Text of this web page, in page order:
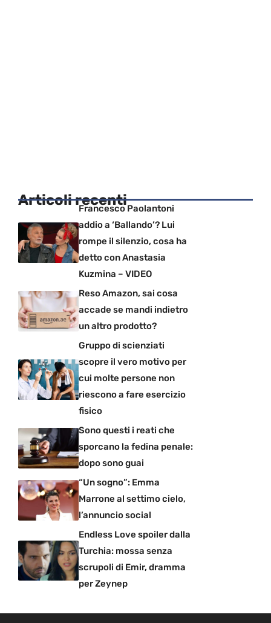
Articoli recentiFrancesco Paolantoni
addio a ‘Ballando’? Lui
rompe il silenzio, cosa ha
detto con Anastasia
Kuzmina – VIDEO
Reso Amazon, sai cosa
accade se mandi indietro
un altro prodotto?
Gruppo di scienziati
scopre il vero motivo per
cui molte persone non
riescono a fare esercizio
fisico
Sono questi i reati che
sporcano la fedina penale:
dopo sono guai
“Un sogno”: Emma
Marrone al settimo cielo,
l’annuncio social
Endless Love spoiler dalla
Turchia: mossa senza
scrupoli di Emir, dramma
per Zeynep